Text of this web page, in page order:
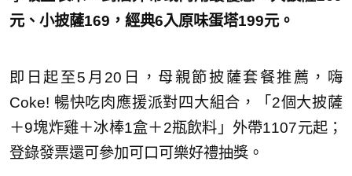
元、小披薩169，經典6入原味蛋塔199元。
即日起至5月20日，母親節披薩套餐推薦，嗨
Coke! 暢快吃肉應援派對四大組合，「2個大披薩
＋9塊炸雞＋冰棒1盒＋2瓶飲料」外帶1107元起；
登錄發票還可參加可口可樂好禮抽獎。